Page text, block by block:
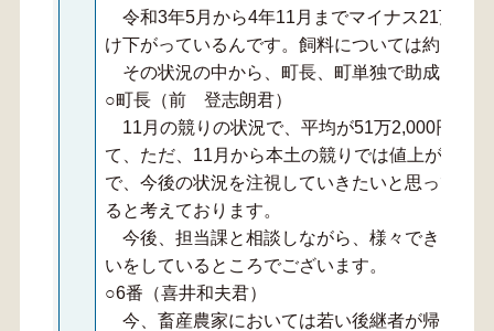
令和3年5月から4年11月までマイナス21万
け下がっているんです。飼料については約1.5倍
その状況の中から、町長、町単独で助成はで
○町長（前 登志朗君）
11月の競りの状況で、平均が51万2,000円と
て、ただ、11月から本土の競りでは値上がり状
で、今後の状況を注視していきたいと思ってお
ると考えております。
今後、担当課と相談しながら、様々できるこ
いをしているところでございます。
○6番（喜井和夫君）
今、畜産農家においては若い後継者が帰って